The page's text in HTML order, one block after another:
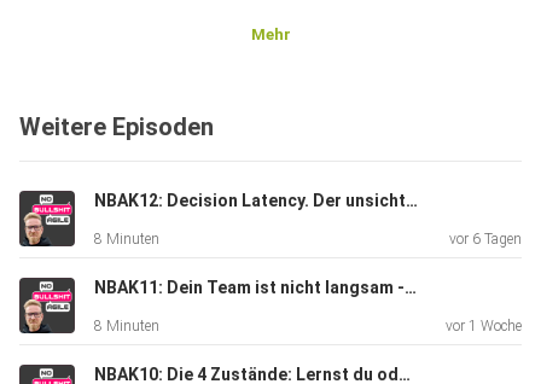
Mehr
Weitere Episoden
NBAK12: Decision Latency. Der unsichtbare Engpass.
8 Minuten vor 6 Tagen
NBAK11: Dein Team ist nicht langsam - euer Feedback kommt zu spät
8 Minuten vor 1 Woche
NBAK10: Die 4 Zustände: Lernst du oder machst du nur Aktionismus?